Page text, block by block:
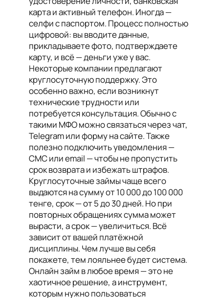
карта и активный телефон. Иногда —
селфи с паспортом. Процесс полностью
цифровой: вы вводите данные,
прикладываете фото, подтверждаете
карту, и всё — деньги уже у вас.
Некоторые компании предлагают
круглосуточную поддержку. Это
особенно важно, если возникнут
технические трудности или
потребуется консультация. Обычно с
такими МФО можно связаться через чат,
Telegram или форму на сайте. Также
полезно подключить уведомления —
СМС или email — чтобы не пропустить
срок возврата и избежать штрафов.
Круглосуточные займы чаще всего
выдаются на сумму от 10 000 до 100 000
тенге, срок — от 5 до 30 дней. Но при
повторных обращениях сумма может
вырасти, а срок — увеличиться. Всё
зависит от вашей платёжной
дисциплины. Чем лучше вы себя
покажете, тем лояльнее будет система.
Онлайн займ в любое время — это не
хаотичное решение, а инструмент,
которым нужно пользоваться